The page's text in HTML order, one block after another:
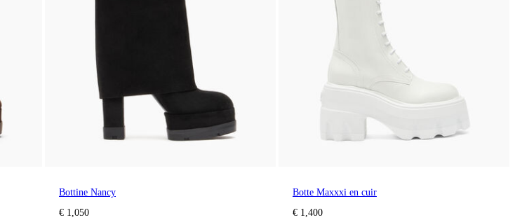
Bottine Nancy
€ 1,050
Botte Maxxxi en cuir
€ 1,400